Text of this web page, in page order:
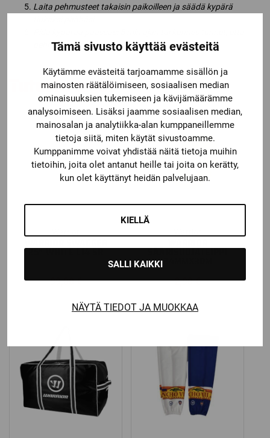
Tämä sivusto käyttää evästeitä
Käytämme evästeitä tarjoamamme sisällön ja
mainosten räätälöimiseen, sosiaalisen median
ominaisuuksien tukemiseen ja kävijämäärämme
analysoimiseen. Lisäksi jaamme sosiaalisen median,
mainosalan ja analytiikka-alan kumppaneillemme
tietoja siitä, miten käytät sivustoamme.
Kumppanimme voivat yhdistää näitä tietoja muihin
tietoihin, joita olet antanut heille tai joita on kerätty,
kun olet käyttänyt heidän palvelujaan.
KIELLÄ
SALLI KAIKKI
NÄYTÄ TIEDOT JA MUOKKAA
Laita pehmusteet takaisin paikoilleen ja säädä kypärä
pehmusteet ovat viilentyneet.
Tutustu myös
25″ WHITE L14 SR
99,00€
SÄÄRISUOJATEIPPI
2,90€